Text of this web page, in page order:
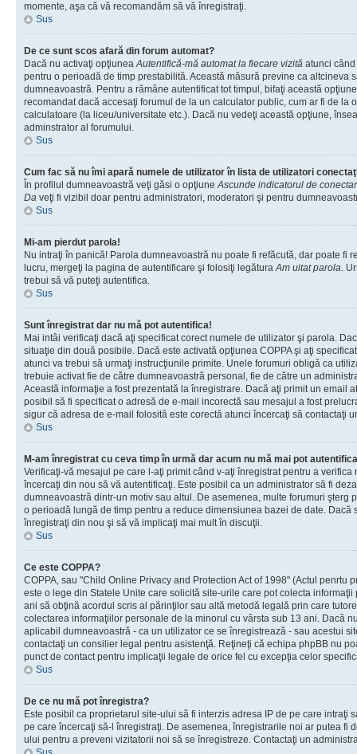
momente, aşa că vă recomandăm să vă înregistraţi.
Sus
De ce sunt scos afară din forum automat?
Dacă nu activaţi opţiuneaAutentifică-mă automat la fiecare vizită atunci
pentru o perioadă de timp prestabilită. Această măsură previne ca altcineva
dumneavoastră. Pentru a rămâne autentificat tot timpul, bifaţi această
recomandat dacă accesaţi forumul de la un calculator public, cum ar fi de la
calculatoare (la liceu/universitate etc.). Dacă nu vedeţi această opţiune,
adminstrator al forumului.
Sus
Cum fac să nu îmi apară numele de utilizator în lista de utilizatori
În profilul dumneavoastră veţi găsi o opţiuneAscunde indicatorul de
Da veţi fi vizibil doar pentru administratori, moderatori şi pentru
Sus
Mi-am pierdut parola!
Nu intraţi în panică! Parola dumneavoastră nu poate fi refăcută, dar poate fi
lucru, mergeţi la pagina de autentificare şi folosiţi legăturaAm uitat parola.
trebui să vă puteţi autentifica.
Sus
Sunt înregistrat dar nu mă pot autentifica!
Mai intâi verificaţi dacă aţi specificat corect numele de utilizator şi parola.
situaţie din două posibile. Dacă este activată opţiunea COPPA şi aţi
atunci va trebui să urmaţi instrucţiunile primite. Unele forumuri obligă ca
trebuie activat fie de către dumneavoastră personal, fie de către un
Această informaţie a fost prezentată la înregistrare. Dacă aţi primit un email
posibil să fi specificat o adresă de e-mail incorectă sau mesajul a fost
sigur că adresa de e-mail folosită este corectă atunci încercaţi să contactaţi
Sus
M-am înregistrat cu ceva timp în urmă dar acum nu mă mai pot
Verificaţi-vă mesajul pe care l-aţi primit când v-aţi înregistrat pentru a
încercaţi din nou să vă autentificaţi. Este posibil ca un administrator să fi
dumneavoastră dintr-un motiv sau altul. De asemenea, multe forumuri şterg
o perioadă lungă de timp pentru a reduce dimensiunea bazei de date. Dacă
înregistraţi din nou şi să vă implicaţi mai mult în discuţii.
Sus
Ce este COPPA?
COPPA, sau "Child Online Privacy and Protection Act of 1998" (Actul penrtu
este o lege din Statele Unite care solicită site-urile care pot colecta
ani să obţină acordul scris al părinţilor sau altă metodă legală prin care
colectarea informaţiilor personale de la minorul cu vârsta sub 13 ani. Dacă
aplicabil dumneavoastră - ca un utilizator ce se înregistrează - sau acestui
contactaţi un consilier legal pentru asistenţă. Reţineţi că echipa phpBB nu
punct de contact pentru implicaţii legale de orice fel cu excepţia celor
Sus
De ce nu mă pot înregistra?
Este posibil ca proprietarul site-ului să fi interzis adresa IP de pe care intraţi
pe care încercaţi să-l înregistraţi. De asemenea, înregistrarile noi ar putea fi
ului pentru a preveni vizitatorii noi să se înregistreze. Contactaţi un